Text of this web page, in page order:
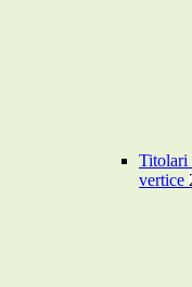
Titolari
vertice